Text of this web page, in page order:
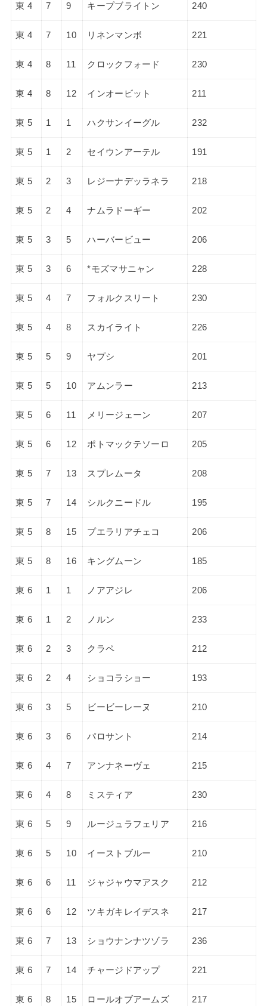
東 4 7 9 キープブライトン 240
東 4 7 10 リネンマンボ 221
東 4 8 11 クロックフォード 230
東 4 8 12 インオービット 211
東 5 1 1 ハクサンイーグル 232
東 5 1 2 セイウンアーテル 191
東 5 2 3 レジーナデッラネラ 218
東 5 2 4 ナムラドーギー 202
東 5 3 5 ハーバービュー 206
東 5 3 6 *モズマサニャン 228
東 5 4 7 フォルクスリート 230
東 5 4 8 スカイライト 226
東 5 5 9 ヤプシ 201
東 5 5 10 アムンラー 213
東 5 6 11 メリージェーン 207
東 5 6 12 ポトマックテソーロ 205
東 5 7 13 スプレムータ 208
東 5 7 14 シルクニードル 195
東 5 8 15 プエラリアチェコ 206
東 5 8 16 キングムーン 185
東 6 1 1 ノアアジレ 206
東 6 1 2 ノルン 233
東 6 2 3 クラペ 212
東 6 2 4 ショコラショー 193
東 6 3 5 ビービーレーヌ 210
東 6 3 6 パロサント 214
東 6 4 7 アンナネーヴェ 215
東 6 4 8 ミスティア 230
東 6 5 9 ルージュラフェリア 216
東 6 5 10 イーストブルー 210
東 6 6 11 ジャジャウマアスク 212
東 6 6 12 ツキガキレイデスネ 217
東 6 7 13 ショウナンナツゾラ 236
東 6 7 14 チャージドアップ 221
東 6 8 15 ロールオブアームズ 217